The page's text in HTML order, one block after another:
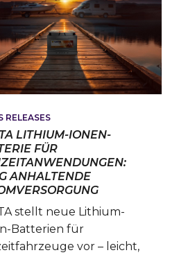
RELEASES
LITHIUM-IONEN-
FÜR
ANHALTENDE
stellt neue Lithium-
Batterien für
vor – leicht,